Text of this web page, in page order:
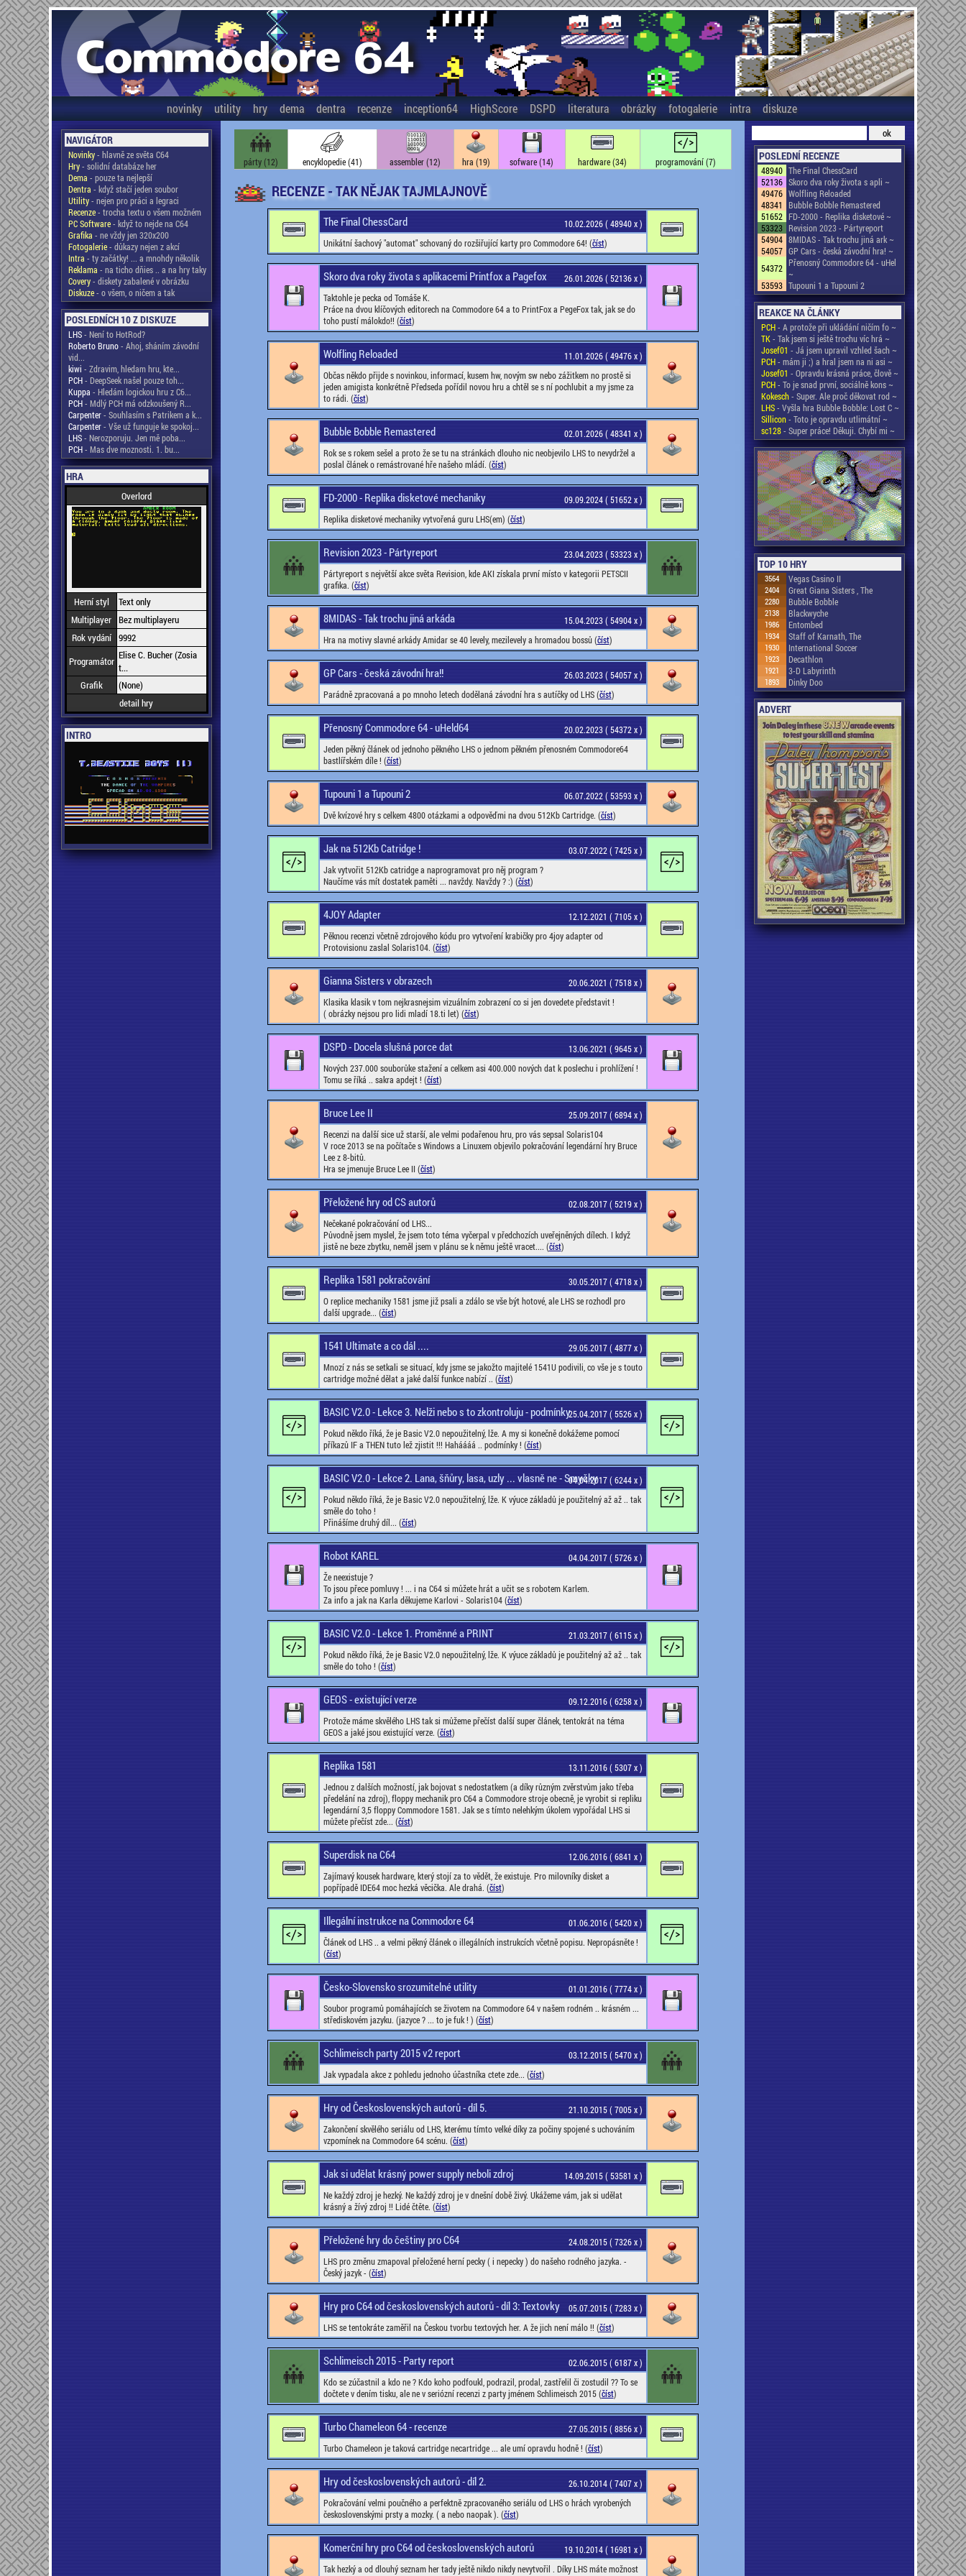
novinky utility hry dema dentra recenze inception64 HighScore DSPD literatura obrázky fotogalerie intra diskuze
NAVIGÁTOR
Novinky- hlavně ze světa C64
Hry- solidní databáze her
Dema - pouze ta nejlepší
Dentra - když stačí jeden soubor
Utility- nejen pro práci a legraci
Recenze- trocha textu o všem možném
PC Software- když to nejde na C64
Grafika - ne vždy jen 320x200
Fotogalerie- důkazy nejen z akcí
Intra - ty začátky! ... a mnohdy několik
Reklama - na ticho dňies .. a na hry taky
Covery- diskety zabalené v obrázku
Diskuze- o všem, o ničem a tak
POSLEDNÍCH 10 Z DISKUZE
LHS- Není to HotRod?
Roberto Bruno- Ahoj, sháním závodní
vid...
kiwi - Zdravim, hledam hru, kte...
PCH- DeepSeek našel pouze toh...
Kuppa - Hledám logickou hru z C6...
PCH- Mdlý PCH má odzkoušený R...
Carpenter- Souhlasím s Patrikem a k...
Carpenter- Vše už funguje ke spokoj...
LHS- Nerozporuju. Jen mě poba...
PCH- Mas dve moznosti. 1. bu...
HRA
Overlord
Herní styl
Text only
Multiplayer Bez multiplayeru
Rok vydání 9992
Programátor Elise C. Bucher (Zosia
t...
Grafik
(None)
detail hry
INTRO
párty (12) encyklopedie (41) assembler (12) hra (19) sofware (14) hardware (34) programování (7)
RECENZE - TAK NĚJAK TAJMLAJNOVĚ
The Final ChessCard
10.02.2026 ( 48940 x )
Unikátní šachový "automat" schovaný do rozšiřující karty pro Commodore 64! (číst)
Skoro dva roky života s aplikacemi Printfox a Pagefox
26.01.2026 ( 52136 x )
Taktohle je pecka od Tomáše K.
Práce na dvou klíčových editorech na Commodore 64 a to PrintFox a PegeFox tak, jak se do
toho pustí málokdo!! (číst)
Wolfling Reloaded
11.01.2026 ( 49476 x )
Občas někdo přijde s novinkou, informací, kusem hw, novým sw nebo zážitkem no prostě si
jeden amigista konkrétně Předseda pořídil novou hru a chtěl se s ní pochlubit a my jsme za
to rádi. (číst)
Bubble Bobble Remastered
02.01.2026 ( 48341 x )
Rok se s rokem sešel a proto že se tu na stránkách dlouho nic neobjevilo LHS to nevydržel a
poslal článek o remástrované hře našeho mládí. (číst)
FD-2000 - Replika disketové mechaniky
09.09.2024 ( 51652 x )
Replika disketové mechaniky vytvořená guru LHS(em) (číst)
Revision 2023 - Pártyreport
23.04.2023 ( 53323 x )
Pártyreport s největší akce světa Revision, kde AKI získala první místo v kategorii PETSCII
grafika. (číst)
8MIDAS - Tak trochu jiná arkáda
15.04.2023 ( 54904 x )
Hra na motivy slavné arkády Amidar se 40 levely, mezilevely a hromadou bossů (číst)
GP Cars - česká závodní hra!!
26.03.2023 ( 54057 x )
Parádně zpracovaná a po mnoho letech dodělaná závodní hra s autíčky od LHS (číst)
Přenosný Commodore 64 - uHeld64
20.02.2023 ( 54372 x )
Jeden pěkný článek od jednoho pěkného LHS o jednom pěkném přenosném Commodore64
bastlířském díle ! (číst)
Tupouni 1 a Tupouni 2
06.07.2022 ( 53593 x )
Dvě kvízové hry s celkem 4800 otázkami a odpověďmi na dvou 512Kb Cartridge. (číst)
Jak na 512Kb Catridge !
03.07.2022 ( 7425 x )
Jak vytvořit 512Kb catridge a naprogramovat pro něj program ?
Naučíme vás mít dostatek paměti ... navždy. Navždy ? :) (číst)
4JOY Adapter
12.12.2021 ( 7105 x )
Pěknou recenzi včetně zdrojového kódu pro vytvoření krabičky pro 4joy adapter od
Protovisionu zaslal Solaris104. (číst)
Gianna Sisters v obrazech
20.06.2021 ( 7518 x )
Klasika klasik v tom nejkrasnejsim vizuálním zobrazení co si jen dovedete představit !
( obrázky nejsou pro lidi mladí 18.ti let) (číst)
DSPD - Docela slušná porce dat
13.06.2021 ( 9645 x )
Nových 237.000 souborůke stažení a celkem asi 400.000 nových dat k poslechu i prohlížení !
Tomu se říká .. sakra apdejt ! (číst)
Bruce Lee II
25.09.2017 ( 6894 x )
Recenzi na další sice už starší, ale velmi podařenou hru, pro vás sepsal Solaris104
V roce 2013 se na počítače s Windows a Linuxem objevilo pokračování legendární hry Bruce
Lee z 8-bitů.
Hra se jmenuje Bruce Lee II (číst)
Přeložené hry od CS autorů
02.08.2017 ( 5219 x )
Nečekané pokračování od LHS...
Původně jsem myslel, že jsem toto téma vyčerpal v předchozích uveřejněných dílech. I když
jistě ne beze zbytku, neměl jsem v plánu se k němu ještě vracet.... (číst)
Replika 1581 pokračování
30.05.2017 ( 4718 x )
O replice mechaniky 1581 jsme již psali a zdálo se vše být hotové, ale LHS se rozhodl pro
další upgrade... (číst)
1541 Ultimate a co dál ....
29.05.2017 ( 4877 x )
Mnozí z nás se setkali se situací, kdy jsme se jakožto majitelé 1541U podivili, co vše je s touto
cartridge možné dělat a jaké další funkce nabízí .. (číst)
BASIC V2.0 - Lekce 3. Nelži nebo s to zkontroluju - podmínky25.04.2017 ( 5526 x )
Pokud někdo říká, že je Basic V2.0 nepoužitelný, lže. A my si konečně dokážeme pomocí
příkazů IF a THEN tuto lež zjistit !!! Haháááá .. podmínky ! (číst)
BASIC V2.0 - Lekce 2. Lana, šňůry, lasa, uzly ... vlasně ne - Smyčky04.04.2017 ( 6244 x )
Pokud někdo říká, že je Basic V2.0 nepoužitelný, lže. K výuce základů je použitelný až až .. tak
směle do toho !
Přinášíme druhý díl... (číst)
Robot KAREL
04.04.2017 ( 5726 x )
Že neexistuje ?
To jsou přece pomluvy ! ... i na C64 si můžete hrát a učit se s robotem Karlem.
Za info a jak na Karla děkujeme Karlovi - Solaris104 (číst)
BASIC V2.0 - Lekce 1. Proměnné a PRINT
21.03.2017 ( 6115 x )
Pokud někdo říká, že je Basic V2.0 nepoužitelný, lže. K výuce základů je použitelný až až .. tak
směle do toho ! (číst)
GEOS - existující verze
09.12.2016 ( 6258 x )
Protože máme skvělého LHS tak si můžeme přečíst další super článek, tentokrát na téma
GEOS a jaké jsou existující verze. (číst)
Replika 1581
13.11.2016 ( 5307 x )
Jednou z dalších možností, jak bojovat s nedostatkem (a díky různým zvěrstvům jako třeba
předelání na zdroj), floppy mechanik pro C64 a Commodore stroje obecně, je vyrobit si repliku
legendární 3,5 floppy Commodore 1581. Jak se s tímto nelehkým úkolem vypořádal LHS si
můžete přečíst zde... (číst)
Superdisk na C64
12.06.2016 ( 6841 x )
Zajímavý kousek hardware, který stojí za to vědět, že existuje. Pro milovníky disket a
popřípadě IDE64 moc hezká věcička. Ale drahá. (číst)
Illegální instrukce na Commodore 64
01.06.2016 ( 5420 x )
Článek od LHS .. a velmi pěkný článek o illegálních instrukcích včetně popisu. Nepropásněte !
(číst)
Česko-Slovensko srozumitelné utility
01.01.2016 ( 7774 x )
Soubor programů pomáhajících se životem na Commodore 64 v našem rodném .. krásném ...
střediskovém jazyku. (jazyce ? ... to je fuk ! ) (číst)
Schlimeisch party 2015 v2 report
03.12.2015 ( 5470 x )
Jak vypadala akce z pohledu jednoho účastníka ctete zde... (číst)
Hry od Československých autorů - díl 5.
21.10.2015 ( 7005 x )
Zakončení skvělého seriálu od LHS, kterému tímto velké díky za počiny spojené s uchováním
vzpomínek na Commodore 64 scénu. (číst)
Jak si udělat krásný power supply neboli zdroj
14.09.2015 ( 53581 x )
Ne každý zdroj je hezký. Ne každý zdroj je v dnešní době živý. Ukážeme vám, jak si udělat
krásný a žívý zdroj !! Lidé čtěte. (číst)
Přeložené hry do češtiny pro C64
24.08.2015 ( 7326 x )
LHS pro změnu zmapoval přeložené herní pecky ( i nepecky ) do našeho rodného jazyka. -
Český jazyk - (číst)
Hry pro C64 od československých autorů - díl 3: Textovky
05.07.2015 ( 7283 x )
LHS se tentokráte zaměřil na Českou tvorbu textových her. A že jich není málo !! (číst)
Schlimeisch 2015 - Party report
02.06.2015 ( 6187 x )
Kdo se zúčastnil a kdo ne ? Kdo koho podfoukl, podrazil, prodal, zastřelil či zostudil ?? To se
dočtete v dením tisku, ale ne v seriózní recenzi z party jménem Schlimeisch 2015 (číst)
Turbo Chameleon 64 - recenze
27.05.2015 ( 8856 x )
Turbo Chameleon je taková cartridge necartridge ... ale umí opravdu hodně ! (číst)
Hry od československých autorů - díl 2.
26.10.2014 ( 7407 x )
Pokračování velmi poučného a perfektně zpracovaného seriálu od LHS o hrách vyrobených
československými prsty a mozky. ( a nebo naopak ). (číst)
Komerční hry pro C64 od československých autorů
19.10.2014 ( 16981 x )
Tak hezký a od dlouhý seznam her tady ještě nikdo nikdy nevytvořil . Díky LHS máte možnost
POSLEDNÍ RECENZE
48940 The Final ChessCard
52136 Skoro dva roky života s apli ~
49476 Wolfling Reloaded
48341
Bubble Bobble Remastered
51652 FD-2000 - Replika disketové ~
53323 Revision 2023 - Pártyreport
54904 8MIDAS - Tak trochu jiná ark ~
54057 GP Cars - česká závodní hra! ~
54372 Přenosný Commodore 64 - uHel
~
53593 Tupouni 1 a Tupouni 2
REAKCE NA ČLÁNKY
PCH- A protože při ukládání ničím fo ~
TK- Tak jsem si ještě trochu víc hrá ~
Josef01 - Já jsem upravil vzhled šach ~
PCH- mám ji ;) a hral jsem na ni asi ~
Josef01 - Opravdu krásná práce, člově ~
PCH- To je snad první, sociálně kons ~
Kokesch- Super. Ale proč děkovat rod ~
LHS- Vyšla hra Bubble Bobble: Lost C ~
Sillicon- Toto je opravdu utlimátní ~
sc128- Super práce! Děkuji. Chybí mi ~
TOP 10 HRY
3564 Vegas Casino II
2404 Great Giana Sisters , The
2280 Bubble Bobble
2138 Blackwyche
1986 Entombed
1934 Staff of Karnath, The
1930 International Soccer
1923 Decathlon
1921 3-D Labyrinth
1893 Dinky Doo
ADVERT